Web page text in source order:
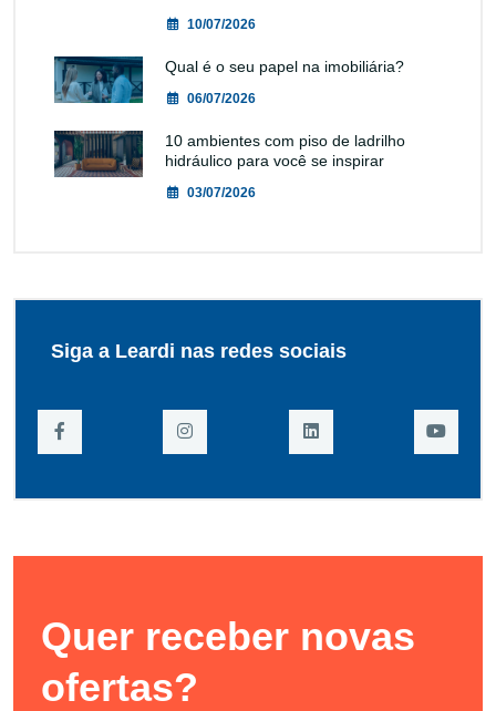
10/07/2026
Qual é o seu papel na imobiliária?
06/07/2026
10 ambientes com piso de ladrilho
hidráulico para você se inspirar
03/07/2026
Siga a Leardi nas redes sociais
Quer receber novas
ofertas?